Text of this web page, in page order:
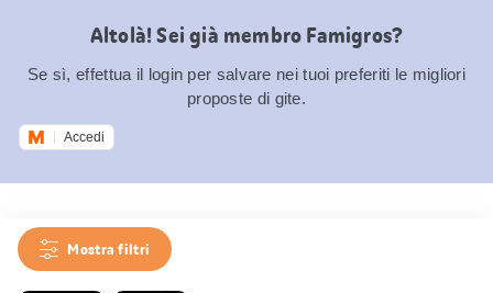
Altolà! Sei già membro Famigros?
Se sì, effettua il login per salvare nei tuoi preferiti le migliori
proposte di gite.
Accedi
Mostra filtri